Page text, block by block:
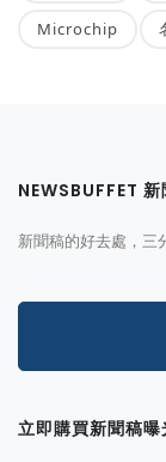
Microchip
NEWSBUFFET
新聞稿的好去處，三
立即購買新聞稿曝